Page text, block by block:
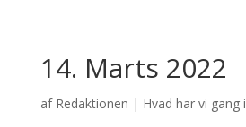
14. Marts 2022
af Redaktionen | Hvad har vi gang i